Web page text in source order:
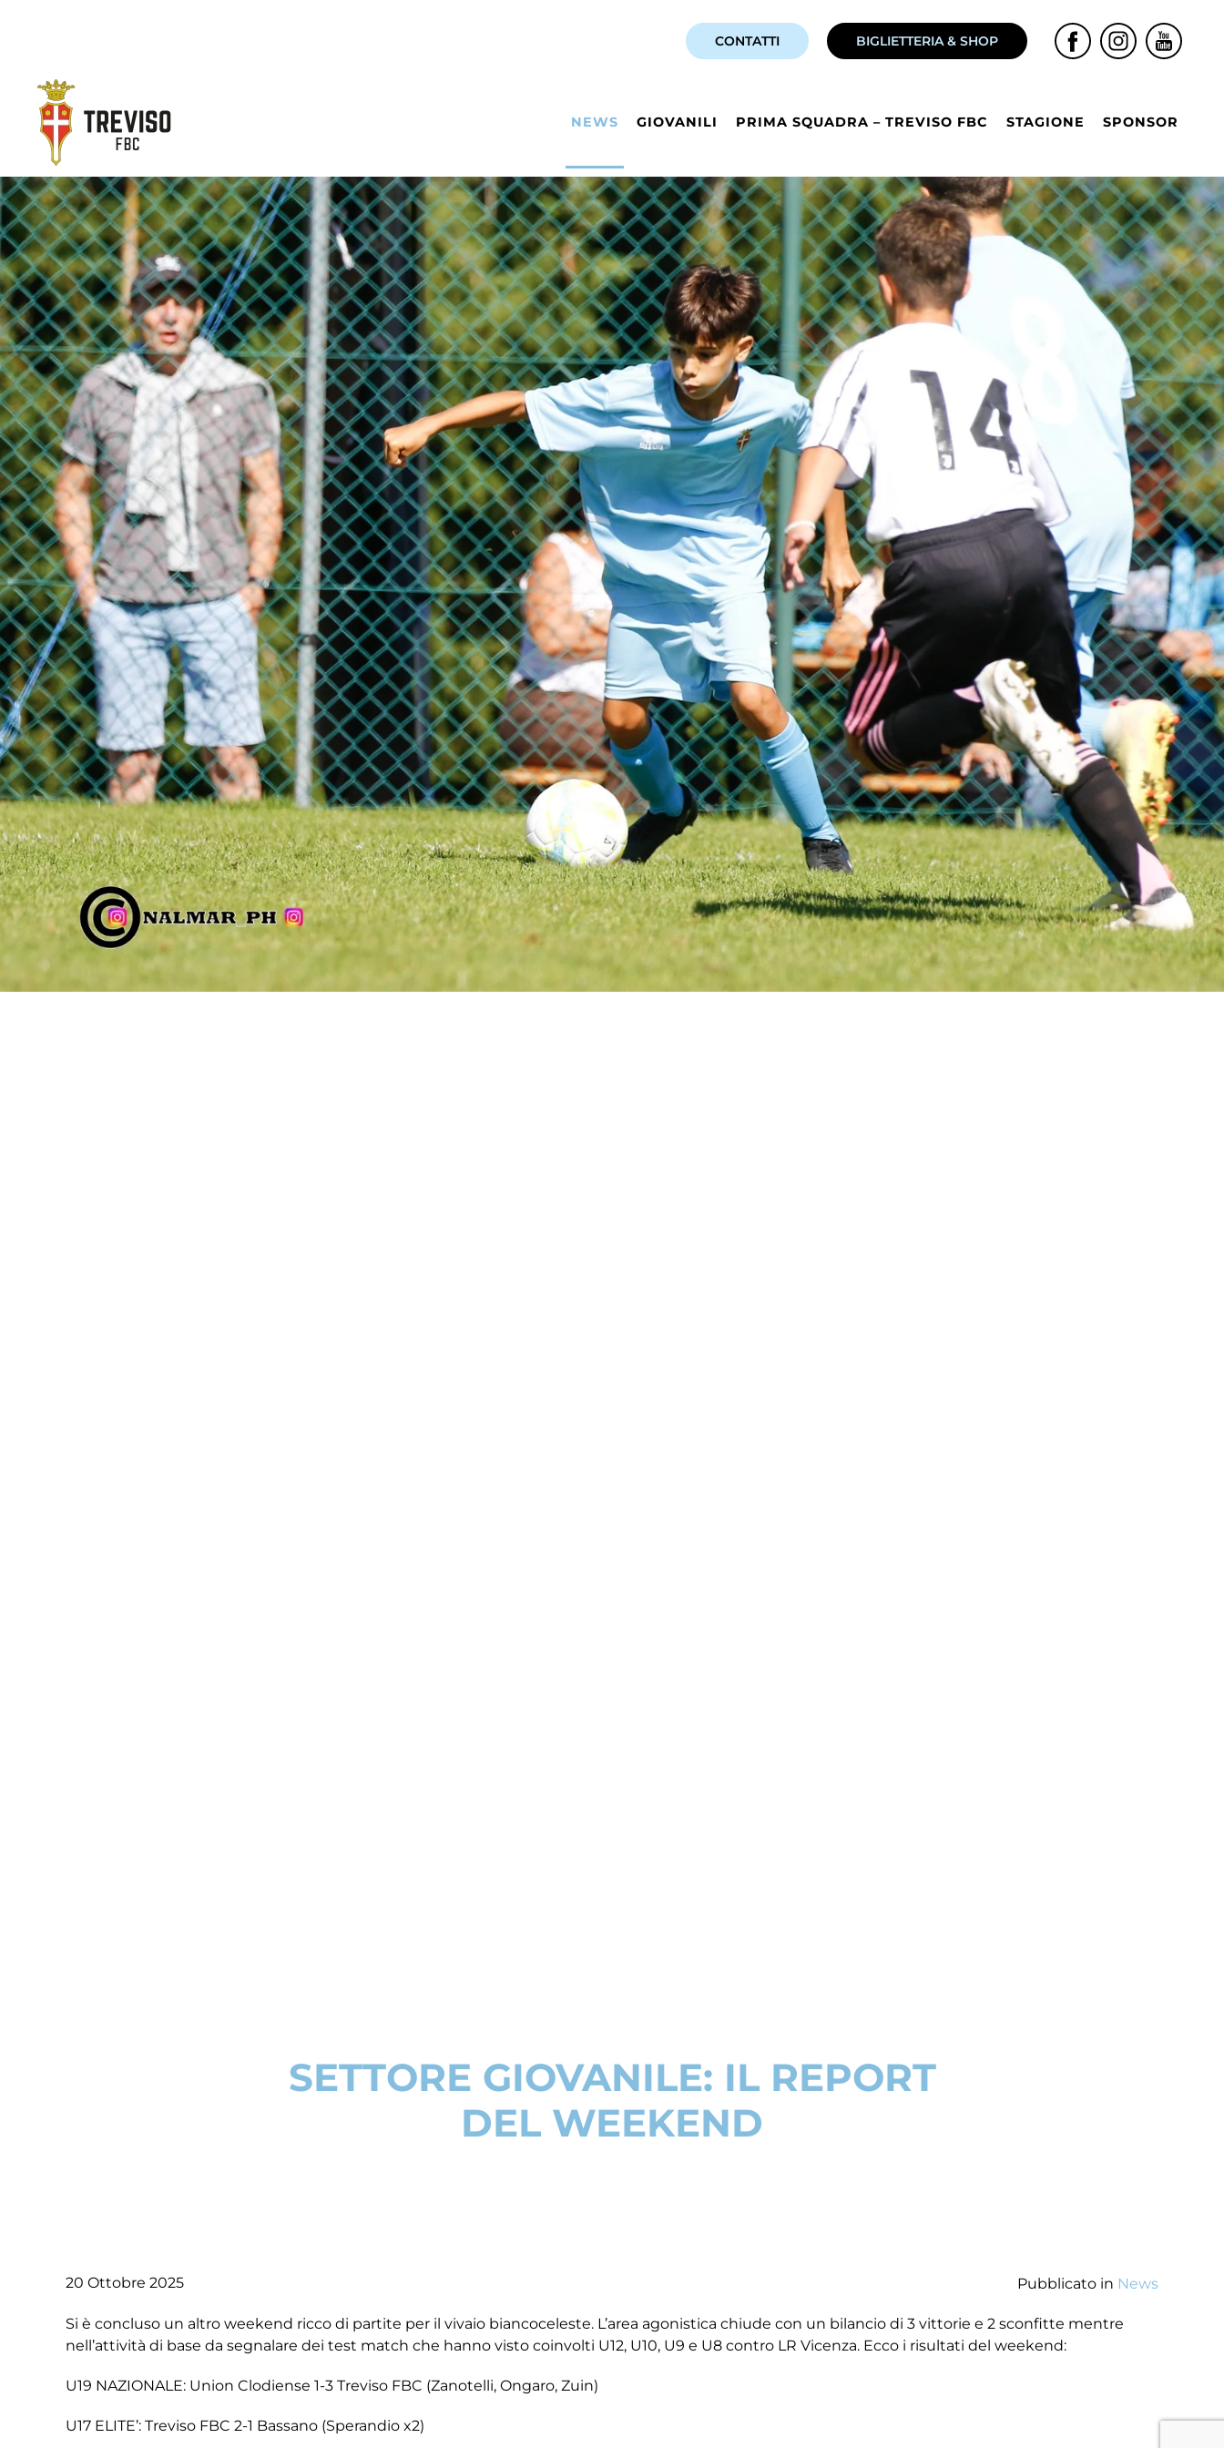
CONTATTI BIGLIETTERIA & SHOP
NEWS GIOVANILI PRIMA SQUADRA – TREVISO FBC STAGIONE SPONSOR
SETTORE GIOVANILE: IL REPORT
DEL WEEKEND
20 Ottobre 2025 Pubblicato in News
Si è concluso un altro weekend ricco di partite per il vivaio biancoceleste. L’area agonistica chiude con un bilancio di 3 vittorie e 2 sconfitte mentre
nell’attività di base da segnalare dei test match che hanno visto coinvolti U12, U10, U9 e U8 contro LR Vicenza. Ecco i risultati del weekend:
U19 NAZIONALE: Union Clodiense 1-3 Treviso FBC (Zanotelli, Ongaro, Zuin)
U17 ELITE’: Treviso FBC 2-1 Bassano (Sperandio x2)